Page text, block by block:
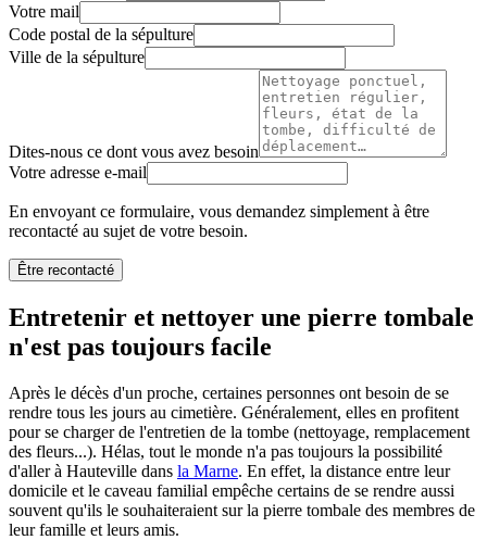
Votre mail
Code postal de la sépulture
Ville de la sépulture
Dites-nous ce dont vous avez besoin
Votre adresse e-mail
En envoyant ce formulaire, vous demandez simplement à être
recontacté au sujet de votre besoin.
Être recontacté
Entretenir et nettoyer une pierre tombale
n'est pas toujours facile
Après le décès d'un proche, certaines personnes ont besoin de se
rendre tous les jours au cimetière. Généralement, elles en profitent
pour se charger de l'entretien de la tombe (nettoyage, remplacement
des fleurs...). Hélas, tout le monde n'a pas toujours la possibilité
d'aller à Hauteville dans la Marne. En effet, la distance entre leur
domicile et le caveau familial empêche certains de se rendre aussi
souvent qu'ils le souhaiteraient sur la pierre tombale des membres de
leur famille et leurs amis.